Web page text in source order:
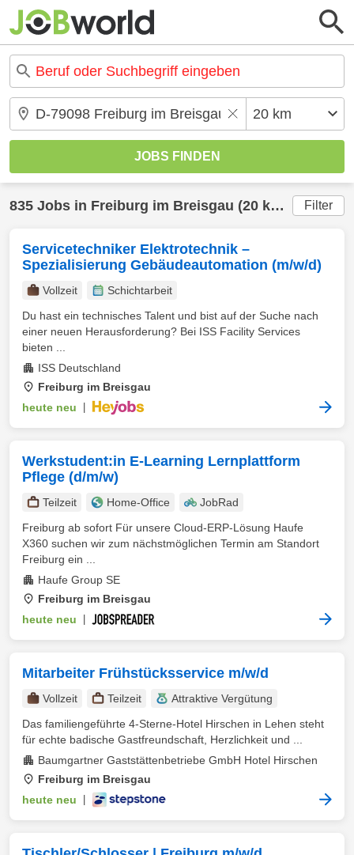
835 Jobs in Freiburg im Breisgau (20 km) gefunden Filter
Servicetechniker Elektrotechnik –
Spezialisierung Gebäudeautomation (m/w/d)
Vollzeit
Schichtarbeit
Du hast ein technisches Talent und bist auf der Suche nach
einer neuen Herausforderung? Bei ISS Facility Services
bieten ...
ISS Deutschland
Freiburg im Breisgau
heute neu
Werkstudent:in E-Learning Lernplattform
Pflege (d/m/w)
Teilzeit Home-Office
JobRad
Freiburg ab sofort Für unsere Cloud-ERP-Lösung Haufe
X360 suchen wir zum nächstmöglichen Termin am Standort
Freiburg ein ...
Haufe Group SE
Freiburg im Breisgau
heute neu
Mitarbeiter Frühstücksservice m/w/d
Vollzeit Teilzeit
Attraktive Vergütung
Das familiengeführte 4-Sterne-Hotel Hirschen in Lehen steht
für echte badische Gastfreundschaft, Herzlichkeit und ...
Baumgartner Gaststättenbetriebe GmbH Hotel Hirschen
Freiburg im Breisgau
heute neu